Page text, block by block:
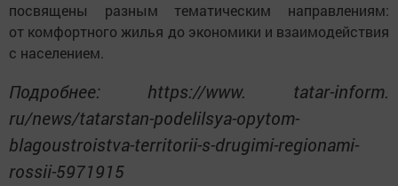
посвящены разным тематическим направлениям:
от комфортного жилья до экономики и взаимодействия
с населением.
Подробнее: https://www. tatar-inform.
ru/news/tatarstan-podelilsya-opytom-
blagoustroistva-territorii-s-drugimi-regionami-
rossii-5971915